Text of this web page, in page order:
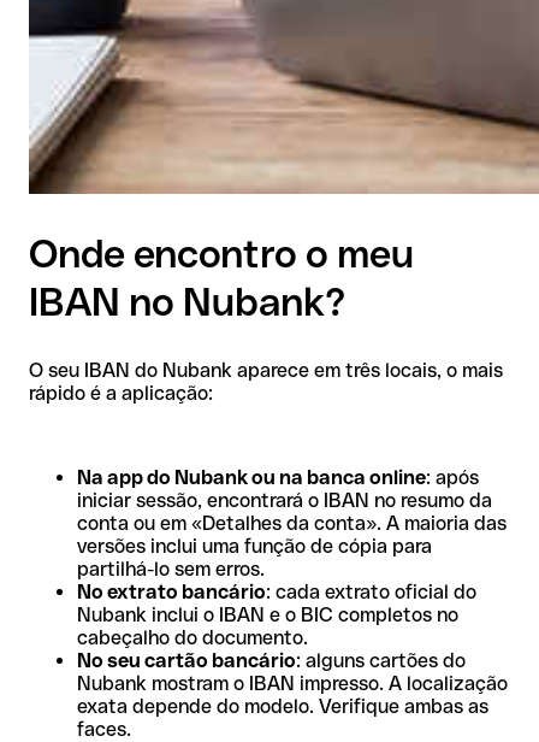
Onde encontro o meu
IBAN no Nubank?
O seu IBAN do Nubank aparece em três locais, o mais
rápido é a aplicação:
Na app do Nubank ou na banca online: após
iniciar sessão, encontrará o IBAN no resumo da
conta ou em «Detalhes da conta». A maioria das
versões inclui uma função de cópia para
partilhá-lo sem erros.
No extrato bancário: cada extrato oficial do
Nubank inclui o IBAN e o BIC completos no
cabeçalho do documento.
No seu cartão bancário: alguns cartões do
Nubank mostram o IBAN impresso. A localização
exata depende do modelo. Verifique ambas as
faces.